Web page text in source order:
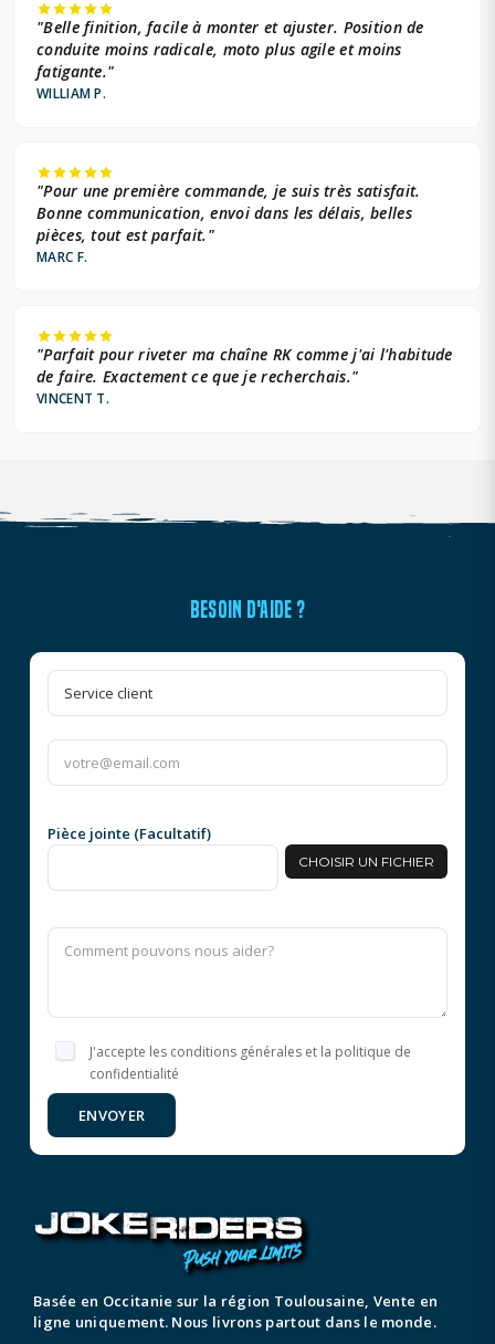
"Belle finition, facile à monter et ajuster. Position de
conduite moins radicale, moto plus agile et moins
fatigante."
WILLIAM P.
"Pour une première commande, je suis très satisfait.
Bonne communication, envoi dans les délais, belles
pièces, tout est parfait."
MARC F.
"Parfait pour riveter ma chaîne RK comme j'ai l'habitude
de faire. Exactement ce que je recherchais."
VINCENT T.
BESOIN D'AIDE ?
Pièce jointe (Facultatif)
CHOISIR UN FICHIER
J'accepte les conditions générales et la politique de
confidentialité
ENVOYER
Basée en Occitanie sur la région Toulousaine, Vente en
ligne uniquement. Nous livrons partout dans le monde.